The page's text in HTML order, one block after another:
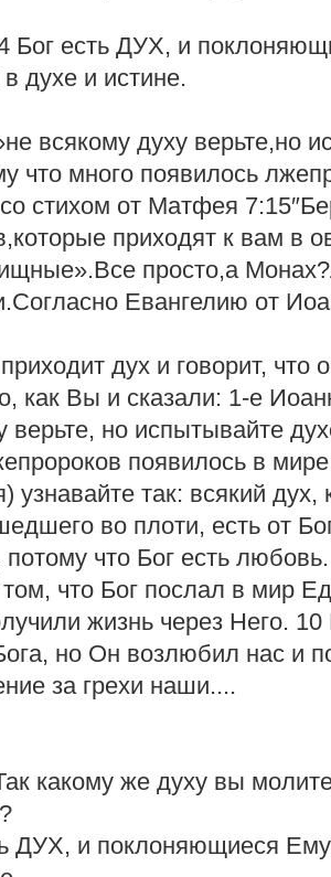
Бог есть ДУХ, и
духе и истине.
всякому духу верьте,но
что много появилось
стихом от Матфея
приходят к вам в
просто,а
Евангелию от
дух и говорит, что
как Вы и сказали: 1-е
верьте, но испытывайте
появилось в
узнавайте так: всякий
во плоти, есть от
потому что Бог есть
что Бог послал в мир
жизнь через Него.
но Он возлюбил нас и
за грехи наши....
какому же духу вы
ДУХ, и поклоняющиеся